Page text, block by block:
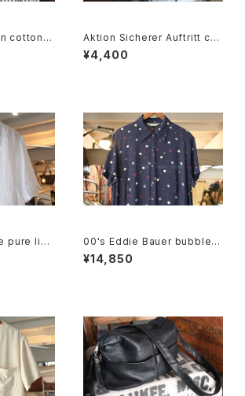
cotton V
Aktion Sicherer Auftritt cot
ton promotional drawstrin
g Bag
¥4,400
pure line
00's Eddie Bauer bubble d
ot rayon shirt maxi Dress
¥14,850